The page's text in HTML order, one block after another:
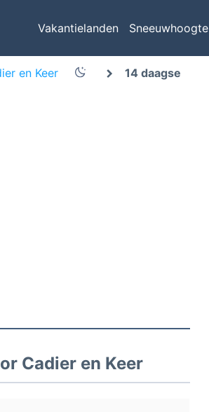
Vakantielanden Sneeuwhoogte
en Keer 14 daagse
Cadier en Keer